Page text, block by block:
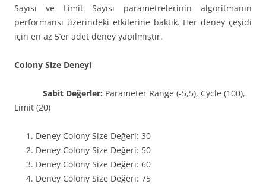
Sayısı ve Limit Sayısı parametrelerinin algoritmanın
performansı üzerindeki etkilerine baktık. Her deney çeşidi
için en az 5’er adet deney yapılmıştır.
Colony Size Deneyi
Sabit Değerler: Parameter Range (-5,5), Cycle (100),
Limit (20)
Deney Colony Size Değeri: 30
Deney Colony Size Değeri: 50
Deney Colony Size Değeri: 60
Deney Colony Size Değeri: 75